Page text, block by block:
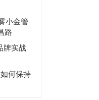
小金管
路
牌实战
何保持